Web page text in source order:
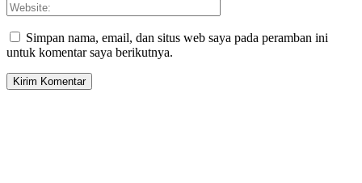
Simpan nama, email, dan situs web saya pada peramban ini
untuk komentar saya berikutnya.